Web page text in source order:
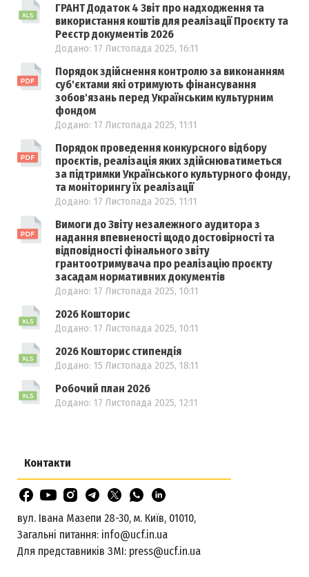
ГРАНТ Додаток 4 Звіт про надходження та
використання коштів для реалізації Проєкту та
Реєстр документів 2026
Додано: 17 Листопада 2025, 16:11
Порядок здійснення контролю за виконанням
суб'єктами які отримують фінансування
зобов'язань перед Українським культурним
фондом
Додано: 17 Листопада 2025, 11:11
Порядок проведення конкурсного відбору
проєктів, реалізація яких здійснюватиметься
за підтримки Українського культурного фонду,
та моніторингу їх реалізації
Додано: 17 Листопада 2025, 11:11
Вимоги до Звіту незалежного аудитора з
надання впевненості щодо достовірності та
відповідності фінального звіту
грантоотримувача про реалізацію проєкту
засадам нормативних документів
Додано: 17 Листопада 2025, 10:11
2026 Кошторис
Додано: 17 Листопада 2025, 10:11
2026 Кошторис стипендія
Додано: 15 Листопада 2025, 18:11
Робочий план 2026
Додано: 17 Листопада 2025, 12:11
Контакти
вул. Івана Мазепи 28-30, м. Київ, 01010,
Загальні питання: info@ucf.in.ua
Для представників ЗМІ: press@ucf.in.ua